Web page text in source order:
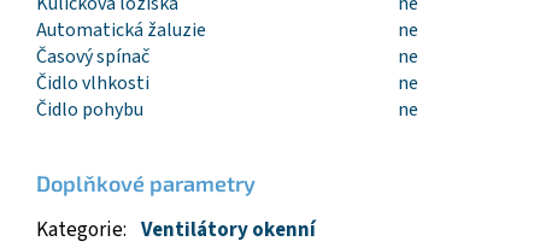
Automatická žaluzie
ne
Časový spínač
ne
Čidlo vlhkosti
ne
Čidlo pohybu
ne
Doplňkové parametry
Kategorie: Ventilátory okenní